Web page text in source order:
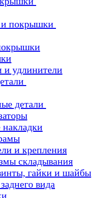
покрышки
и удлинители
детали
накладки
и крепления
складывания
гайки и шайбы
вида